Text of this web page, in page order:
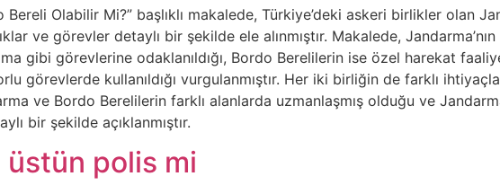
Bereli Olabilir Mi?” başlıklı makalede, Türkiye’deki askeri birlikler olan
ve görevler detaylı bir şekilde ele alınmıştır. Makalede,
gibi görevlerine odaklanıldığı, Bordo Berelilerin ise özel harekat
görevlerde kullanıldığı vurgulanmıştır. Her iki birliğin de farklı
ve Bordo Berelilerin farklı alanlarda uzmanlaşmış olduğu ve
bir şekilde açıklanmıştır.
üstün polis mi